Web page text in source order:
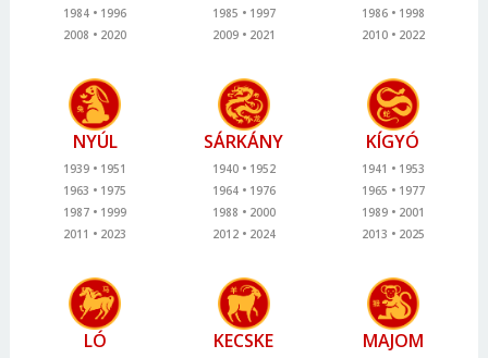
1984
1996
2008
2020
1985
1997
2009
2021
1986
1998
2010
2022
NYÚL
1939
1951
1963
1975
1987
1999
2011
2023
SÁRKÁNY
1940
1952
1964
1976
1988
2000
2012
2024
KÍGYÓ
1941
1953
1965
1977
1989
2001
2013
2025
LÓ KECSKE MAJOM